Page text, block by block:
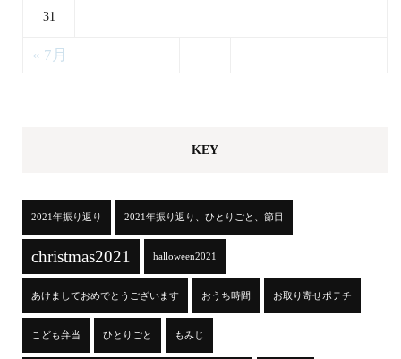
31
« 7月
KEY
2021年振り返り 2021年振り返り、ひとりごと、節目
christmas2021 halloween2021
あけましておめでとうございます おうち時間 お取り寄せポテチ
こども弁当 ひとりごと もみじ